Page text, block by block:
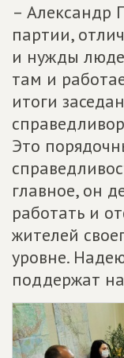
– Александр
партии,
и нужды
там и
итоги
Это
главное, он
работать и
жителей
уровне.
поддержат